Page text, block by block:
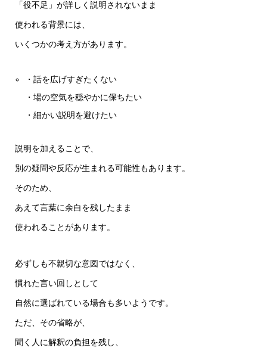
「役不足」が詳しく説明されないまま
使われる背景には、
いくつかの考え方があります。
・話を広げすぎたくない
・場の空気を穏やかに保ちたい
・細かい説明を避けたい
説明を加えることで、
別の疑問や反応が生まれる可能性もあります。
そのため、
あえて言葉に余白を残したまま
使われることがあります。
必ずしも不親切な意図ではなく、
慣れた言い回しとして
自然に選ばれている場合も多いようです。
ただ、その省略が、
聞く人に解釈の負担を残し、